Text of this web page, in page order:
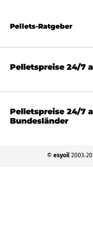
Pellets-Ratgeber
Pelletspreise 24/7
Pelletspreise 24/7
Bundesländer
© esyoil